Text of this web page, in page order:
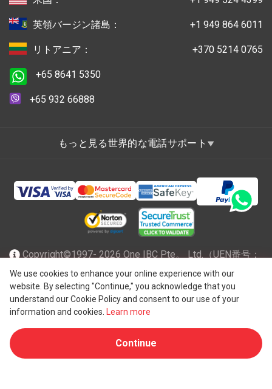
We use cookies to enhance your online experience with our
website. By selecting "Continue," you acknowledge that you
understand our Cookie Policy and consent to our use of your
information and cookies.
Learn more
Continue
英領バージン諸島： +1 949 864 6011
リトアニア： +370 5214 0765
+65 8641 5350
+65 932 66888
もっと見る世界的な電話サポート
Copyright©1997- 2026 One IBC Pte。 Ltd.（UEN番号：
201602796Z）は、有限責任を負うシンガポール共和国で
法人化され、スイスのエンティティであるOne IBC®Group
("One IBC Limited")に所属する独立した独立した法人の
One IBCネットワークのメンバーファームです。全著作権
所有。詳細については、One IBC構造